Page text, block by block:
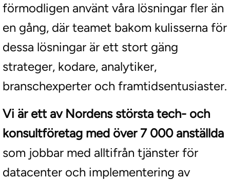
förmodligen använt våra lösningar fler än
en gång, där teamet bakom kulisserna för
dessa lösningar är ett stort gäng
strateger, kodare, analytiker,
branschexperter och framtidsentusiaster.
Vi är ett av Nordens största tech- och
konsultföretag med över 7 000 anställda
som jobbar med alltifrån tjänster för
datacenter och implementering av